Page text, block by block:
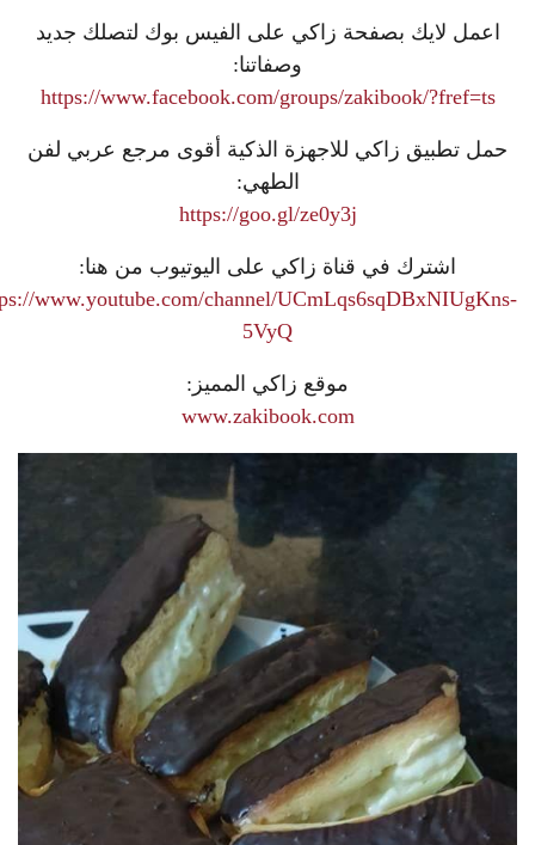
اعمل لايك بصفحة زاكي على الفيس بوك لتصلك جديد
وصفاتنا:
https://www.facebook.com/groups/zakibook/?fref=ts
حمل تطبيق زاكي للاجهزة الذكية أقوى مرجع عربي لفن
الطهي:
https://goo.gl/ze0y3j
اشترك في قناة زاكي على اليوتيوب من هنا:
www.youtube.com/channel/UCmLqs6sqDBxNIUgKns-
5VyQ
موقع زاكي المميز:
www.zakibook.com